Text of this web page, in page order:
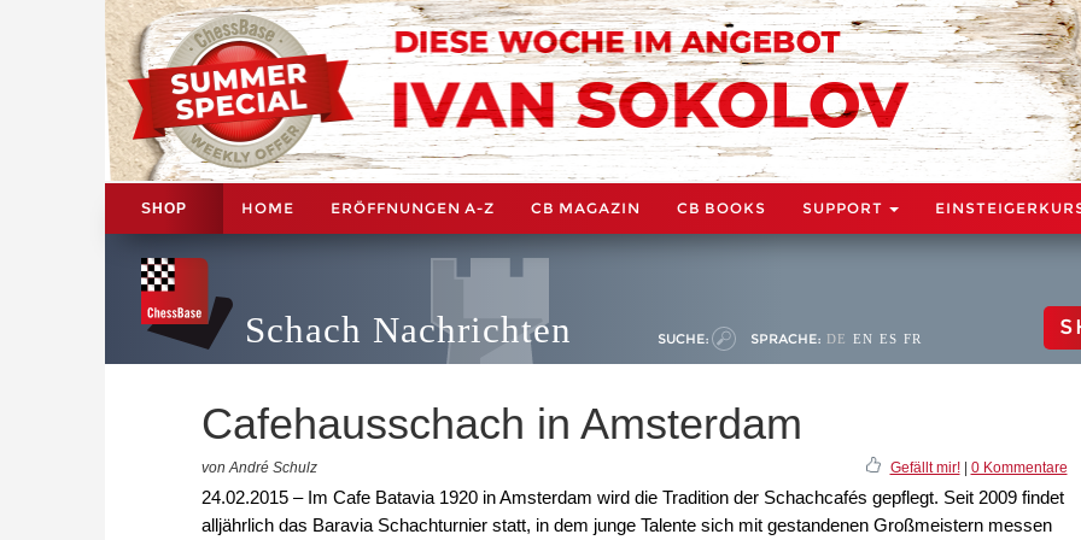
SHOP HOME ERÖFFNUNGEN A-Z CB MAGAZIN CB BOOKS SUPPORT
Schach Nachrichten SUCHE: SPRACHE: DE EN ES FR
Cafehausschach in Amsterdam
von André Schulz Gefällt mir!| 0 Kommentare
24.02.2015 – Im Cafe Batavia 1920 in Amsterdam wird die Tradition der Schachcafés gepflegt. Seit 2009 findet
alljährlich das Baravia Schachturnier statt, in dem junge Talente sich mit gestandenen Großmeistern messen